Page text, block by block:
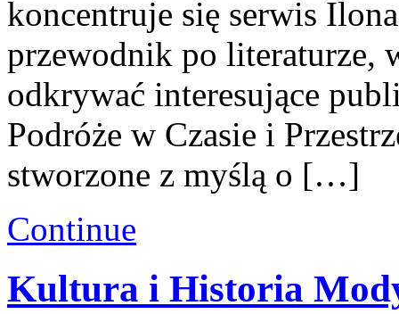
koncentruje się serwis
przewodnik po literaturze,
odkrywać interesujące
Podróże w Czasie i
stworzone z myślą o […]
Continue
Kultura i Historia